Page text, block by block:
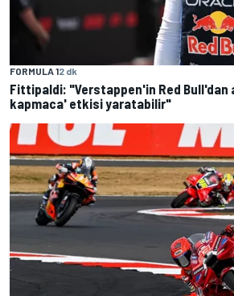
FORMULA 12 dk
Fittipaldi: "Verstappen'in Red Bull'dan
kapmaca' etkisi yaratabilir"